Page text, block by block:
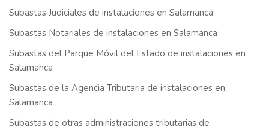
Subastas Judiciales de instalaciones en Salamanca
Subastas Notariales de instalaciones en Salamanca
Subastas del Parque Móvil del Estado de instalaciones en
Salamanca
Subastas de la Agencia Tributaria de instalaciones en
Salamanca
Subastas de otras administraciones tributarias de